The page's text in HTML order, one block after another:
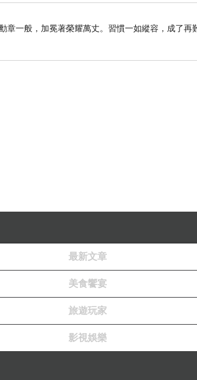
古色古香的電話亭，探頭一看，
龍岩山頂，登高望遠，萊茵河的
一般，加冕著榮耀萬丈。習慣一如縱容，成了再
最新文章
美食饗宴
旅遊玩家
影視娛樂